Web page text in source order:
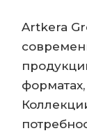
Artkera